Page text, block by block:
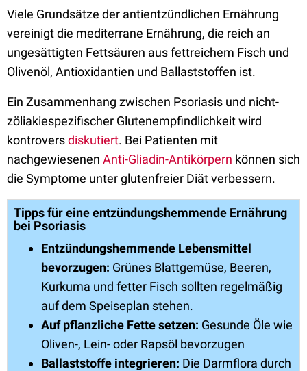
Viele Grundsätze der antientzündlichen Ernährung
vereinigt die mediterrane Ernährung, die reich an
ungesättigten Fettsäuren aus fettreichem Fisch und
Olivenöl, Antioxidantien und Ballaststoffen ist.
Ein Zusammenhang zwischen Psoriasis und nicht-
zöliakiespezifischer Glutenempfindlichkeit wird
kontroversdiskutiert. Bei Patienten mit
nachgewiesenen Anti-Gliadin-Antikörpern können sich
die Symptome unter glutenfreier Diät verbessern.
Tipps für eine entzündungshemmende Ernährung
bei Psoriasis
Entzündungshemmende Lebensmittel
bevorzugen: Grünes Blattgemüse, Beeren,
Kurkuma und fetter Fisch sollten regelmäßig
auf dem Speiseplan stehen.
Auf pflanzliche Fette setzen: Gesunde Öle wie
Oliven-, Lein- oder Rapsöl bevorzugen
Ballaststoffe integrieren: Die Darmflora durch